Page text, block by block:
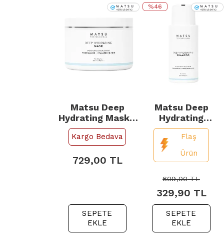
{
Matsu Deep
Hydrating Mask -
Kuru Saç Yoğun
Nem Maskesi
Kargo Bedava
729,00 TL
SEPETE
EKLE
%46
Matsu Deep
Hydrating
Shampoo - Yoğun
Nem Şampuanı
350ml
Flaş
Ürün
609,00TL
329,90 TL
SEPETE
EKLE